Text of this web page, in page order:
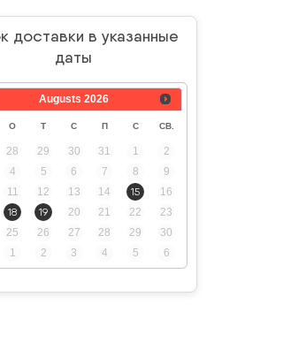
доставки в указанные
даты
Augusts 2026
О Т С П С СВ.
28 29 30 31 1
2
4 5 6 7 8
9
11 12 13 14 15
16
18 19 20 21 22
23
25 26 27 28 29
30
1 2 3 4 5 6